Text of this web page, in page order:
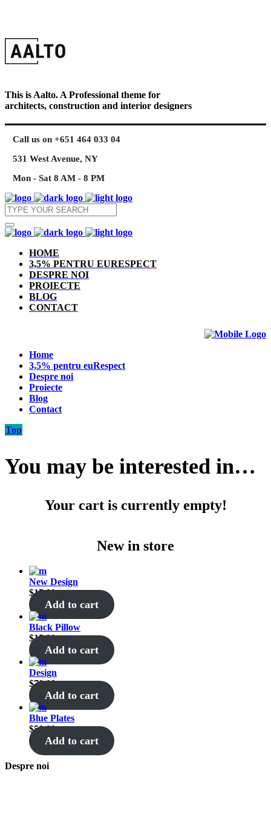
This is Aalto. A Professional theme for
architects, construction and interior designers
Call us on +651 464 033 04
531 West Avenue, NY
Mon - Sat 8 AM - 8 PM
HOME
3,5% PENTRU EURESPECT
DESPRE NOI
PROIECTE
BLOG
CONTACT
Home
3,5% pentru euRespect
Despre noi
Proiecte
Blog
Contact
Top
You may be interested in…
Your cart is currently empty!
New in store
New Design
$15.00
Add to cart
Black Pillow
$15.00
Add to cart
Design
$70.00
Add to cart
Blue Plates
$50.00
Add to cart
Despre noi